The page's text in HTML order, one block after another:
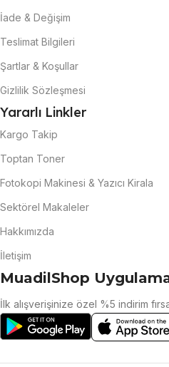
İade & Değişim
Teslimat Bilgileri
Şartlar & Koşullar
Gizlilik Sözleşmesi
Yararlı Linkler
Kargo Takip
Toptan Toner
Fotokopi Makinesi & Yazıcı Kirala
Sektörel Makaleler
Hakkımızda
İletişim
MuadilShop
İlk alışverişinize özel %5 indirim